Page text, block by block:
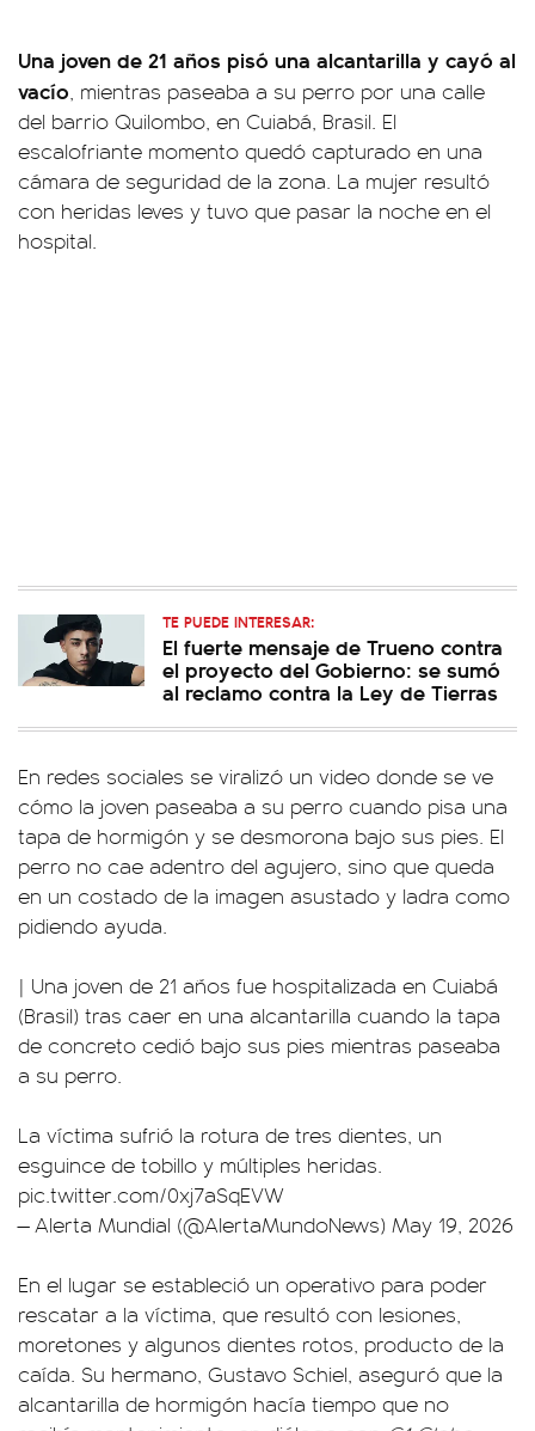
Una joven de 21 años pisó una alcantarilla y cayó al
vacío, mientras paseaba a su perro por una calle
del barrio Quilombo, en Cuiabá, Brasil. El
escalofriante momento quedó capturado en una
cámara de seguridad de la zona. La mujer resultó
con heridas leves y tuvo que pasar la noche en el
hospital.
TE PUEDE INTERESAR:
El fuerte mensaje de Trueno contra
el proyecto del Gobierno: se sumó
al reclamo contra la Ley de Tierras
En redes sociales se viralizó un video donde se ve
cómo la joven paseaba a su perro cuando pisa una
tapa de hormigón y se desmorona bajo sus pies. El
perro no cae adentro del agujero, sino que queda
en un costado de la imagen asustado y ladra como
pidiendo ayuda.
| Una joven de 21 años fue hospitalizada en Cuiabá
(Brasil) tras caer en una alcantarilla cuando la tapa
de concreto cedió bajo sus pies mientras paseaba
a su perro.
La víctima sufrió la rotura de tres dientes, un
esguince de tobillo y múltiples heridas.
pic.twitter.com/0xj7aSqEVW
— Alerta Mundial (@AlertaMundoNews) May 19, 2026
En el lugar se estableció un operativo para poder
rescatar a la víctima, que resultó con lesiones,
moretones y algunos dientes rotos, producto de la
caída. Su hermano, Gustavo Schiel, aseguró que la
alcantarilla de hormigón hacía tiempo que no